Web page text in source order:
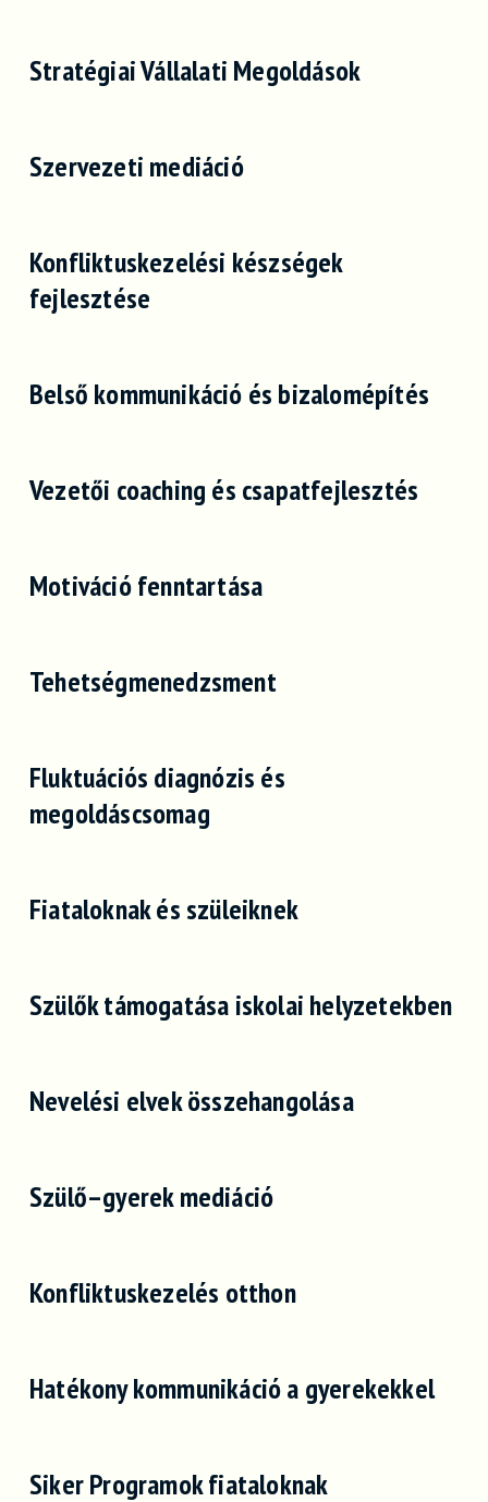
Stratégiai Vállalati Megoldások
Szervezeti mediáció
Konfliktuskezelési készségek
fejlesztése
Belső kommunikáció és bizalomépítés
Vezetői coaching és csapatfejlesztés
Motiváció fenntartása
Tehetségmenedzsment
Fluktuációs diagnózis és
megoldáscsomag
Fiataloknak és szüleiknek
Szülők támogatása iskolai helyzetekben
Nevelési elvek összehangolása
Szülő–gyerek mediáció
Konfliktuskezelés otthon
Hatékony kommunikáció a gyerekekkel
Siker Programok fiataloknak